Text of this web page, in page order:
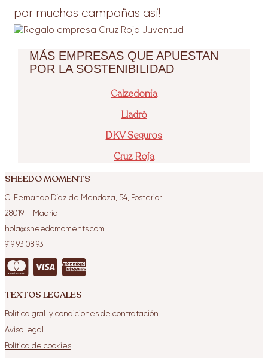
por muchas campañas así!
MÁS EMPRESAS QUE APUESTAN
POR LA SOSTENIBILIDAD
Calzedonia
Lladró
DKV Seguros
Cruz Roja
SHEEDO MOMENTS
C. Fernando Díaz de Mendoza, 54, Posterior.
28019 – Madrid
hola@sheedomoments.com
919 93 08 93
TEXTOS LEGALES
Política gral. y condiciones de contratación
Aviso legal
Política de cookies